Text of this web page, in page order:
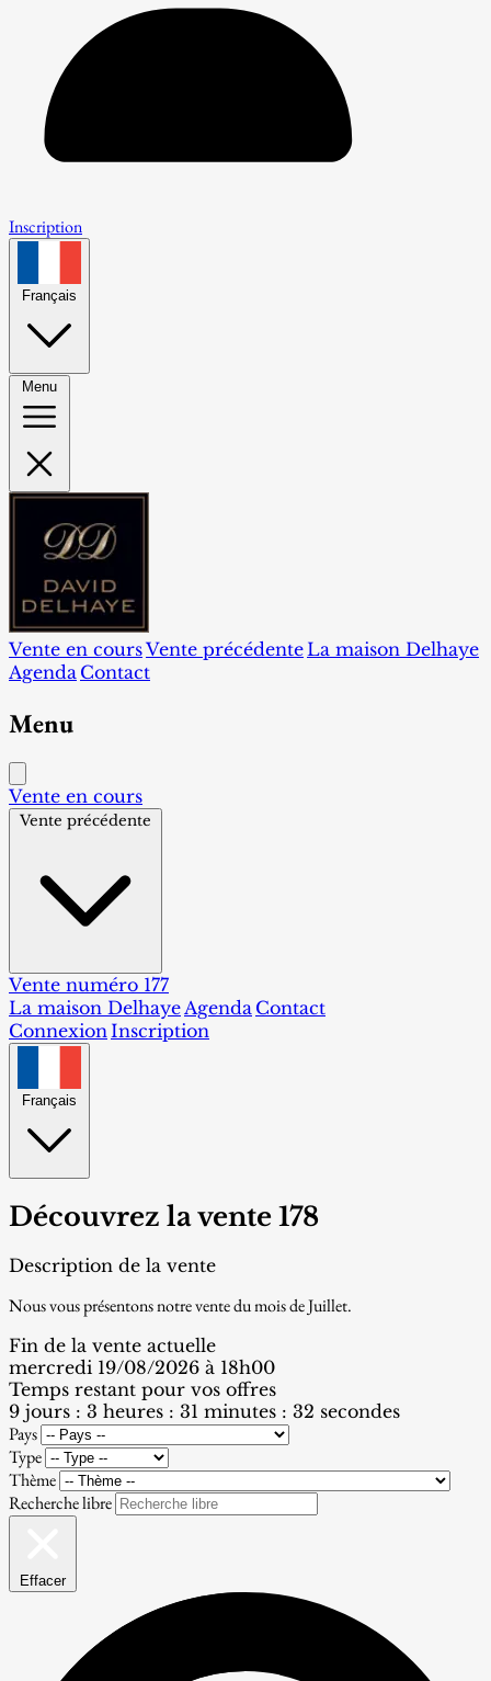
Inscription
Français
Menu
Vente en coursVente précédente La maison Delhaye
Agenda Contact
Menu
Vente en cours
Vente précédente
Vente numéro 177
La maison DelhayeAgenda Contact
ConnexionInscription
Français
Découvrez la vente 178
Description de la vente
Nous vous présentons notre vente du mois de Juillet.
Fin de la vente actuelle
mercredi 19/08/2026 à 18h00
Temps restant pour vos offres
9 jours : 3 heures : 31 minutes : 32 secondes
Pays
Type
Thème
Recherche libre
Effacer